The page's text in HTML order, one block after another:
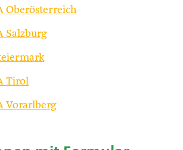
Oberösterreich
Salzburg
Tirol
Vorarlberg